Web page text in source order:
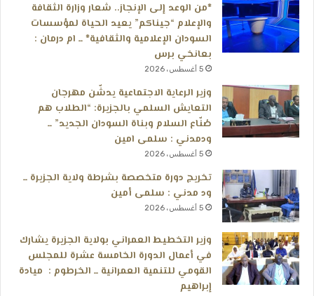
*من الوعد إلى الإنجاز.. شعار وزارة الثقافة
والإعلام “جيناكم” يعيد الحياة لمؤسسات
السودان الإعلامية والثقافية* ــ ام درمان :
بعانخي برس
5 أغسطس، 2026
وزير الرعاية الاجتماعية يدشّن مهرجان
التعايش السلمي بالجزيرة: “الطلاب هم
صُنّاع السلام وبناة السودان الجديد” ــ
ودمدني : سلمى امين
5 أغسطس، 2026
تخريج دورة متخصصة بشرطة ولاية الجزيرة ــ
ود مدني : سلمى أمين
5 أغسطس، 2026
وزير التخطيط العمراني بولاية الجزيرة يشارك
في أعمال الدورة الخامسة عشرة للمجلس
القومي للتنمية العمرانية ــ الخرطوم : ميادة
إبراهيم